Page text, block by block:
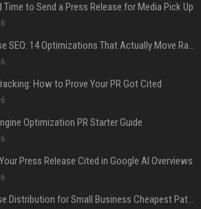
Time to Send a Press Release for Media Pick Up
Press Release SEO: 14 Optimizations That Actually Move Rankings
How to Prove Your PR Got Cited
Optimization PR Starter Guide
Press Release Cited in Google AI Overviews
Press Release Distribution for Small Business Cheapest Path to Real Coverage